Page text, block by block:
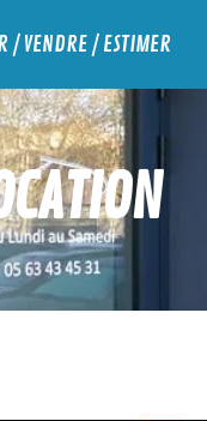
/ VENDRE / ESTIMER